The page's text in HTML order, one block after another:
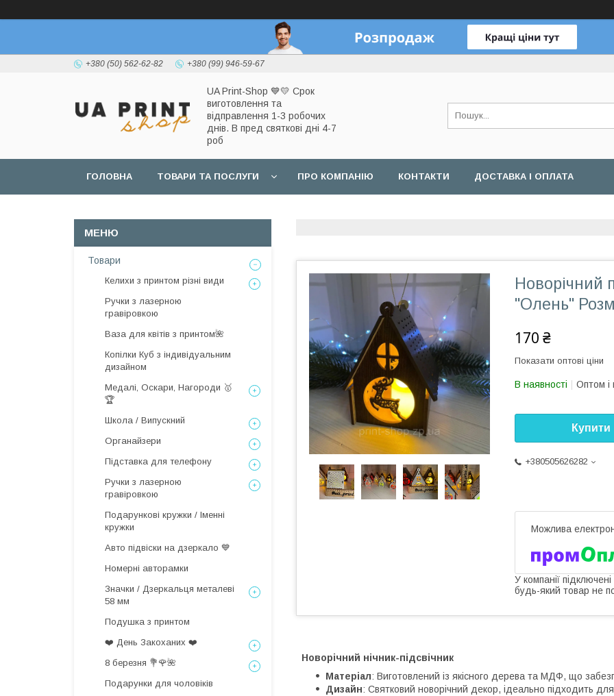
+380 (50) 562-62-82 +380 (99) 946-59-67
UA Print-Shop ​💙💛 Срок
виготовлення та
відправлення 1-3 робочих
днів. В пред святкові дні 4-7
роб
ГОЛОВНА ТОВАРИ ТА ПОСЛУГИ ПРО КОМПАНІЮ КОНТАКТИ ДОСТАВКА І ОПЛАТА
Новорічний
"Олень"
170 ₴
Показати оптові ціни
В наявності Оптом і
Купити
+380505626282
У компанії
будь-який товар не
Новорічний нічник-підсвічник
Матеріал: Виготовлений із якісного дерева та МДФ, що
Дизайн: Святковий новорічний декор, ідеально підходить
Товари
Келихи з принтом різні види
Ручки з лазерною
гравіровкою
Ваза для квітів з принтом🌺
Копілки Куб з індивідуальним
дизайном
Медалі, Оскари, Нагороди 🥇
🏆
Школа / Випускний
Органайзери
Підставка для телефону
Ручки з лазерною
гравіровкою
Подарункові кружки / Іменні
кружки
Авто підвіски на дзеркало 💙
Номерні авторамки
Значки / Дзеркальця металеві
58 мм
Подушка з принтом
❤️ День Закоханих ❤️
8 березня 💐🌹🌺
Подарунки для чоловіків